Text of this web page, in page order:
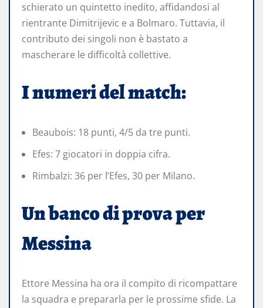
schierato un quintetto inedito, affidandosi al
rientrante Dimitrijevic e a Bolmaro. Tuttavia, il
contributo dei singoli non è bastato a
mascherare le difficoltà collettive.
I numeri del match:
Beaubois: 18 punti, 4/5 da tre punti.
Efes: 7 giocatori in doppia cifra.
Rimbalzi: 36 per l’Efes, 30 per Milano.
Un banco di prova per
Messina
Ettore Messina ha ora il compito di ricompattare
la squadra e prepararla per le prossime sfide. La